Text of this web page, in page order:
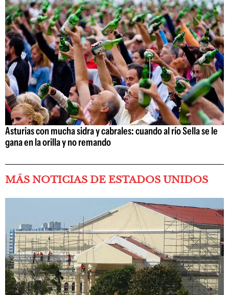
Asturias con mucha sidra y cabrales: cuando al río Sella se le
gana en la orilla y no remando
MÁS NOTICIAS DE ESTADOS UNIDOS